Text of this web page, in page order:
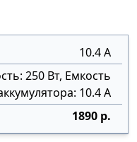
10.4 А
250 Вт, Емкость
10.4 А
1890 р.